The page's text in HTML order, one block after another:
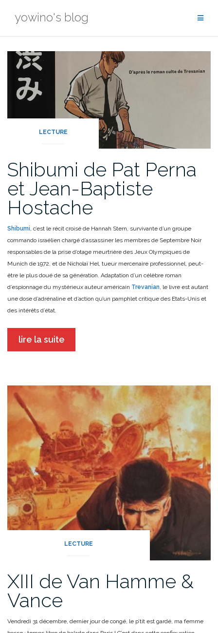
yowino's blog
LECTURE
Shibumi de Pat Perna
et Jean-Baptiste
Hostache
Shibumi, c’est le récit croisé de Hannah Stern, survivante d’un groupe
commando israélien chargé d’assassiner les membres de Septembre Noir
responsables de la prise d’otage meurtrière des Jeux Olympiques de
Munich de 1972, et de Nicholaï Hel, tueur mercenaire professionnel, peut-
être le plus doué de sa génération. Adaptation d’un célèbre roman
d’espionnage du mystérieux auteur américain Trevanian, le livre est autant
une dose d’adrénaline et d’action qu’un pamphlet critique des Etats-Unis et
des intérêts d’état.
lire la suite
LECTURE
XIII de Van Hamme &
Vance
Vendredi 31 décembre, dernier jour de congé, le p’tit est gardé, ma femme